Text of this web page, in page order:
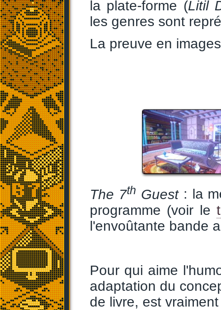
la plate-forme (Litil
les genres sont
La preuve en
The 7th Guest : la
programme (voir le
l'envoûtante bande
Pour qui aime
adaptation du
de livre, est